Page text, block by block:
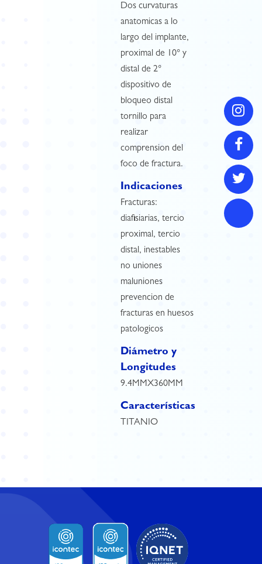
Dos curvaturas
anatomicas a lo
largo del implante,
proximal de 10° y
distal de 2°
dispositivo de
bloqueo distal
tornillo para
realizar
comprension del
foco de fractura.
Indicaciones
Fracturas:
diafisiarias, tercio
proximal, tercio
distal, inestables
no uniones
maluniones
prevencion de
fracturas en huesos
patologicos
Diámetro y
Longitudes
9.4MMX360MM
Características
TITANIO